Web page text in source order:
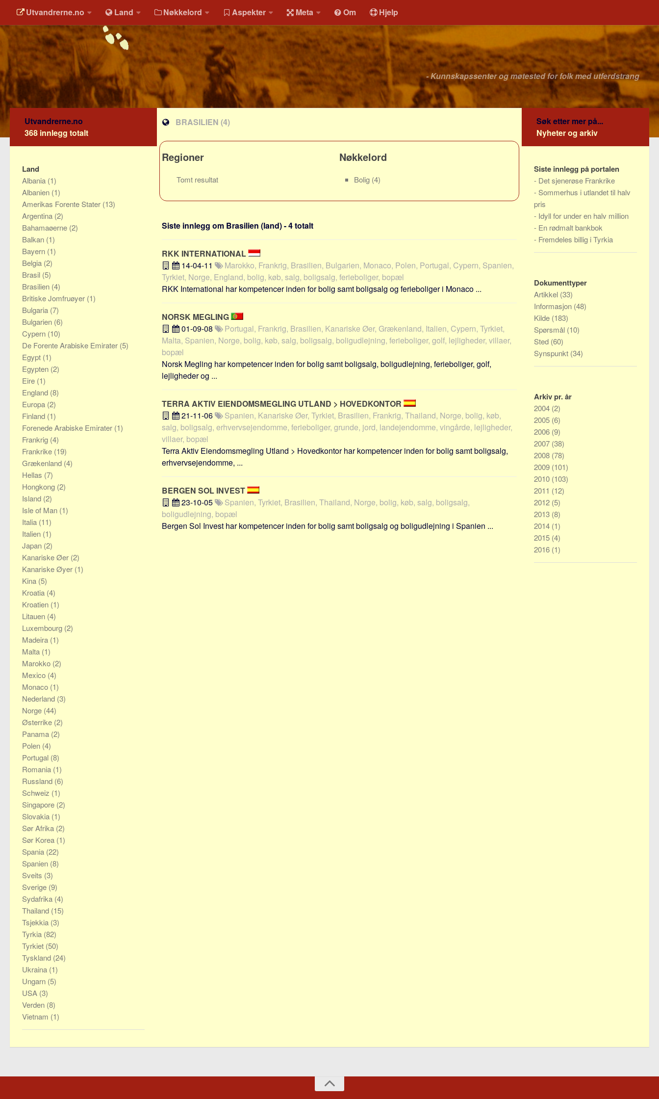
Utvandrerne.no Land Nøkkelord Aspekter Meta Om Hjelp
- Kunnskapssenter og møtested for folk med utferdstrang
BRASILIEN (4)
Regioner
Tomt resultat
Nøkkelord
Bolig (4)
Siste innlegg om Brasilien (land) - 4 totalt
RKK INTERNATIONAL
14-04-11
Marokko, Frankrig, Brasilien, Bulgarien, Monaco, Polen, Portugal, Cypern, Spanien,
Tyrkiet, Norge, England, bolig, køb, salg, boligsalg, ferieboliger, bopæl
RKK International har kompetencer inden for bolig samt boligsalg og ferieboliger i Monaco ...
NORSK MEGLING
01-09-08
Portugal, Frankrig, Brasilien, Kanariske Øer, Grækenland, Italien, Cypern, Tyrkiet,
Malta, Spanien, Norge, bolig, køb, salg, boligsalg, boligudlejning, ferieboliger, golf, lejligheder, villaer,
bopæl
Norsk Megling har kompetencer inden for bolig samt boligsalg, boligudlejning, ferieboliger, golf,
lejligheder og ...
TERRA AKTIV EIENDOMSMEGLING UTLAND > HOVEDKONTOR
21-11-06
Spanien, Kanariske Øer, Tyrkiet, Brasilien, Frankrig, Thailand, Norge, bolig, køb,
salg, boligsalg, erhvervsejendomme, ferieboliger, grunde, jord, landejendomme, vingårde, lejligheder,
villaer, bopæl
Terra Aktiv Eiendomsmegling Utland > Hovedkontor har kompetencer inden for bolig samt boligsalg,
erhvervsejendomme, ...
BERGEN SOL INVEST
23-10-05
Spanien, Tyrkiet, Brasilien, Thailand, Norge, bolig, køb, salg, boligsalg,
boligudlejning, bopæl
Bergen Sol Invest har kompetencer inden for bolig samt boligsalg og boligudlejning i Spanien ...
Utvandrerne.no
368 innlegg totalt
Land
Albania (1)
Albanien (1)
Amerikas Forente Stater (13)
Argentina (2)
Bahamaøerne (2)
Balkan (1)
Bayern (1)
Belgia (2)
Brasil (5)
Brasilien (4)
Britiske Jomfruøyer (1)
Bulgaria (7)
Bulgarien (6)
Cypern (10)
De Forente Arabiske Emirater (5)
Egypt (1)
Egypten (2)
Eire (1)
England (8)
Europa (2)
Finland (1)
Forenede Arabiske Emirater (1)
Frankrig (4)
Frankrike (19)
Grækenland (4)
Hellas (7)
Hongkong (2)
Island (2)
Isle of Man (1)
Italia (11)
Italien (1)
Japan (2)
Kanariske Øer (2)
Kanariske Øyer (1)
Kina (5)
Kroatia (4)
Kroatien (1)
Litauen (4)
Luxembourg (2)
Madeira (1)
Malta (1)
Marokko (2)
Mexico (4)
Monaco (1)
Nederland (3)
Norge (44)
Østerrike (2)
Panama (2)
Polen (4)
Portugal (8)
Romania (1)
Russland (6)
Schweiz (1)
Singapore (2)
Slovakia (1)
Sør Afrika (2)
Sør Korea (1)
Spania (22)
Spanien (8)
Sveits (3)
Sverige (9)
Sydafrika (4)
Thailand (15)
Tsjekkia (3)
Tyrkia (82)
Tyrkiet (50)
Tyskland (24)
Ukraina (1)
Ungarn (5)
USA (3)
Verden (8)
Vietnam (1)
Søk etter mer på...
Nyheter og arkiv
Siste innlegg på portalen
- Det sjenerøse Frankrike
- Sommerhus i utlandet til halv
pris
- Idyll for under en halv million
- En rødmalt bankbok
- Fremdeles billig i Tyrkia
Dokumenttyper
Artikkel (33)
Informasjon (48)
Kilde (183)
Spørsmål (10)
Sted (60)
Synspunkt (34)
Arkiv pr. år
2004 (2)
2005 (6)
2006 (9)
2007 (38)
2008 (78)
2009 (101)
2010 (103)
2011 (12)
2012 (5)
2013 (8)
2014 (1)
2015 (4)
2016 (1)